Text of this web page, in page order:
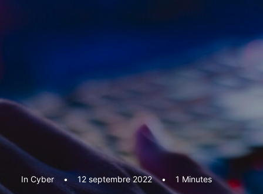
In Cyber • 12 septembre 2022 • 1 Minutes